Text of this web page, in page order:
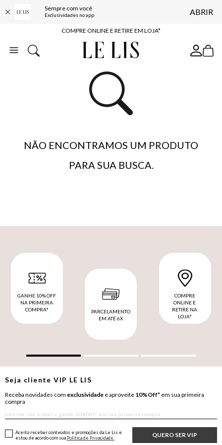
Sempre com você
Exclusividades no app ABRIR
10% OFF NA PRIMEIRA COMPRA*
COMPRE ONLINE E RETIRE EM LOJA*
ENTREGA EXPRESSA*
BAIXE O APP
10% OFF NA PRIMEIRA COMPRA*
NÃO ENCONTRAMOS UM PRODUTO
PARA SUA BUSCA.
GANHE 10% OFF
NA PRIMEIRA
COMPRA*
PARCELAMENTO
EM ATÉ 6X
COMPRE
ONLINE E
RETIRE NA
LOJA*
Seja clienteVIP LE LIS
Receba novidades com exclusividade e aproveite 10%Off* em sua primeira
compra
QUERO SER VIP
Aceito receber conteúdos e promoções da Le Lis e
estou de acordo com sua Política de Privacidade.